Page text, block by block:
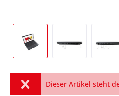
Dieser Artikel steht